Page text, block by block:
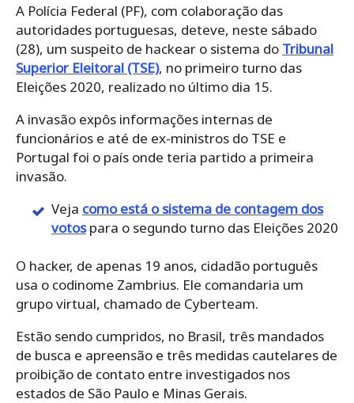
A Polícia Federal (PF), com colaboração das
autoridades portuguesas, deteve, neste sábado
(28), um suspeito de hackear o sistema do Tribunal
Superior Eleitoral (TSE), no primeiro turno das
Eleições 2020, realizado no último dia 15.
A invasão expôs informações internas de
funcionários e até de ex-ministros do TSE e
Portugal foi o país onde teria partido a primeira
invasão.
Veja como está o sistema de contagem dos
votospara o segundo turno das Eleições 2020
O hacker, de apenas 19 anos, cidadão português
usa o codinome Zambrius. Ele comandaria um
grupo virtual, chamado de Cyberteam.
Estão sendo cumpridos, no Brasil, três mandados
de busca e apreensão e três medidas cautelares de
proibição de contato entre investigados nos
estados de São Paulo e Minas Gerais.